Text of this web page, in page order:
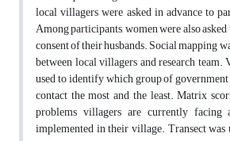
local villagers were asked in advance to
Among participants, women were also
consent of their husbands. Social mapping
between local villagers and research team.
used to identify which group of
contact the most and the least. Matrix
problems villagers are currently facing
implemented in their village. Transect